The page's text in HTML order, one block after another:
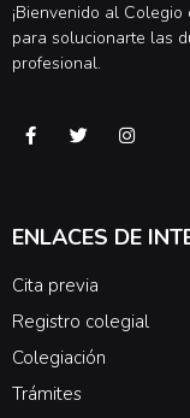
¡Bienvenido al
para solucionarte las
profesional.
ENLACES DE
Cita previa
Registro colegial
Colegiación
Trámites